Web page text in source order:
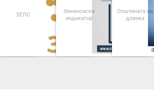
ЗЕЛС
Финансиски
индикатор
Општината на
дланка